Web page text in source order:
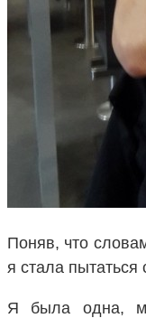
Поняв, что
я стала пытаться
Я была одна,